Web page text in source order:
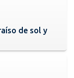
de sol y